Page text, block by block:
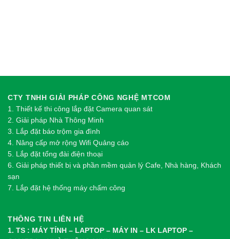
CTY TNHH GIẢI PHÁP CÔNG NGHỆ MTCOM
1. Thiết kế thi công lắp đặt Camera quan sát
2. Giải pháp Nhà Thông Minh
3. Lắp đặt báo trộm gia đình
4. Nâng cấp mở rộng Wifi Quảng cáo
5. Lắp đặt tổng đài điện thoại
6. Giải pháp thiết bị và phần mềm quản lý Cafe, Nhà hàng, Khách
sạn
7. Lắp đặt hệ thống máy chấm công
THÔNG TIN LIÊN HỆ
1. TS : MÁY TÍNH – LAPTOP – MÁY IN – LK LAPTOP –